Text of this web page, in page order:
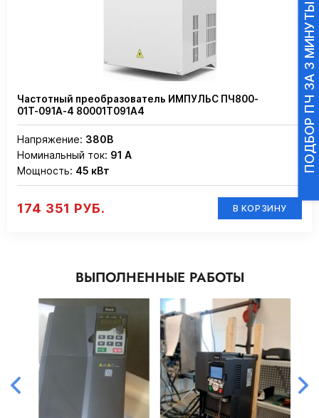
Частотный преобразователь ИМПУЛЬС ПЧ800-
01Т-091А-4 80001Т091А4
Напряжение: 380В
Номинальный ток: 91 А
Мощность: 45 кВт
174 351 РУБ. В КОРЗИНУ
ВЫПОЛНЕННЫЕ РАБОТЫ
ПОДБОР ПЧ ЗА 3 МИНУТЫ